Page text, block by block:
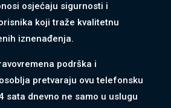
osjećaju sigurnosti i
koji traže kvalitetnu
iznenađenja.
podrška i
pretvaraju ovu telefonsku
sata dnevno ne samo u uslugu